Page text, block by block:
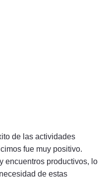
de las actividades
fue muy positivo.
encuentros productivos, lo
de estas